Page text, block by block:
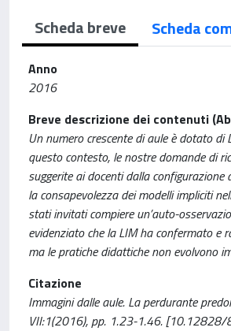
Scheda breve Scheda
Anno
2016
Breve descrizione dei contenuti
Un numero crescente di aule è dotato
questo contesto, le nostre domande di
suggerite ai docenti dalla
la consapevolezza dei modelli impliciti
stati invitati compiere un’auto-
evidenziato che la LIM ha confermato e
ma le pratiche didattiche non evolvono
Citazione
Immagini dalle aule. La perdurante
VII:1(2016), pp. 1.23-1.46.